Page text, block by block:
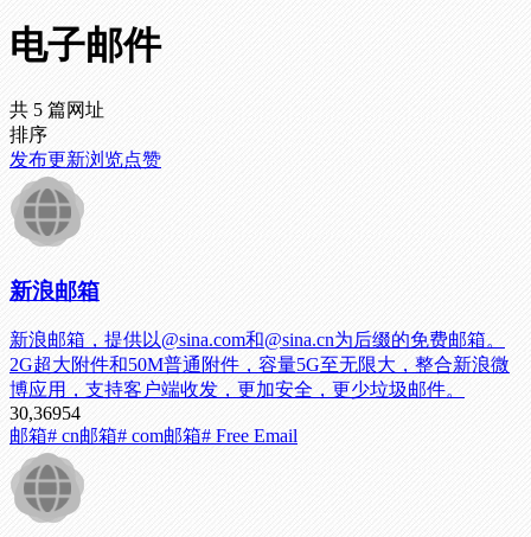
电子邮件
共 5 篇网址
排序
发布更新浏览点赞
新浪邮箱
新浪邮箱，提供以@sina.com和@sina.cn为后缀的免费邮箱。
2G超大附件和50M普通附件，容量5G至无限大，整合新浪微
博应用，支持客户端收发，更加安全，更少垃圾邮件。
30,36954
邮箱# cn邮箱# com邮箱# Free Email